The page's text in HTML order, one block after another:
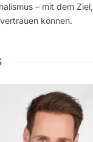
– mit dem
können.